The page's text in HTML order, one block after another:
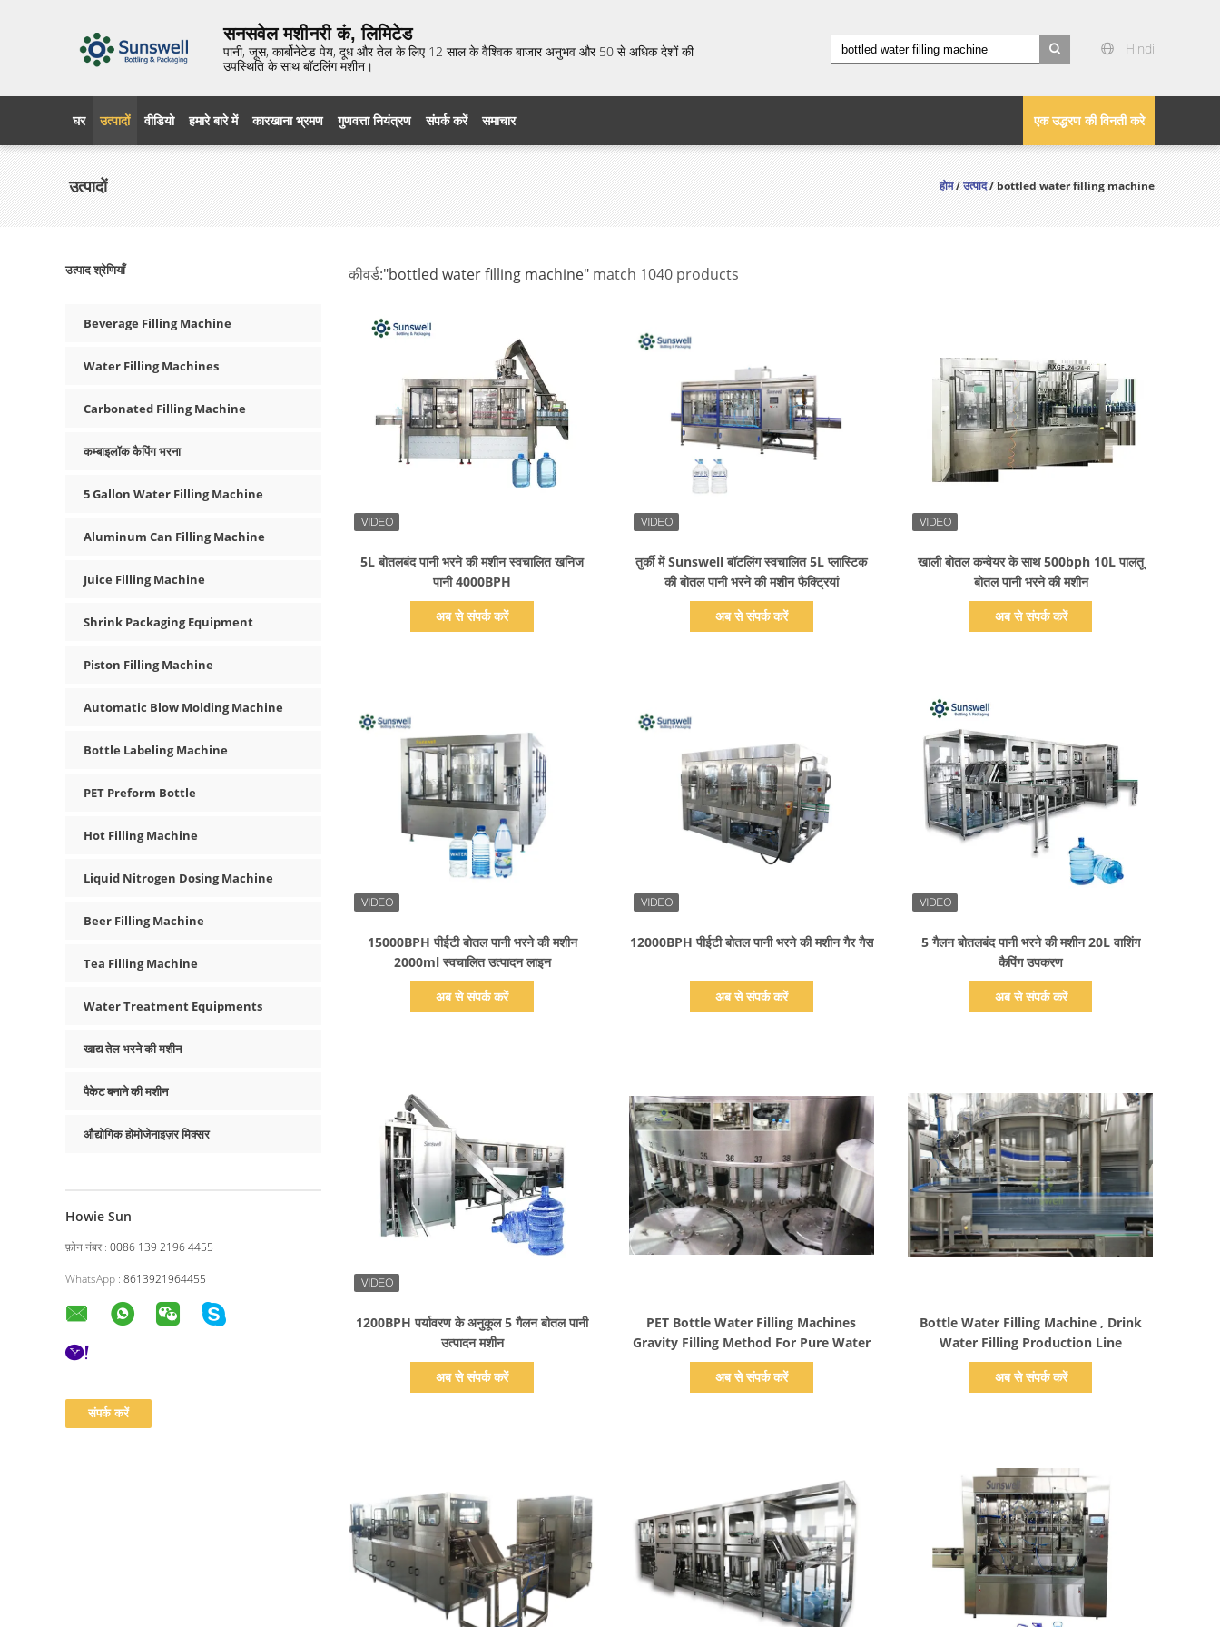
सनसवेल मशीनरी कं, लिमिटेड
पानी, जूस, कार्बोनेटेड पेय, दूध और तेल के लिए 12 साल के वैश्विक बाजार अनुभव और 50 से अधिक देशों की
उपस्थिति के साथ बॉटलिंग मशीन।
Hindi
एक उद्धरण की विनती करे
घर उत्पादों वीडियो हमारे बारे में कारखाना भ्रमण गुणवत्ता नियंत्रण संपर्क करें समाचार
उत्पादों होम/उत्पाद/ bottled water filling machine
उत्पाद श्रेणियाँ
Beverage Filling Machine
Water Filling Machines
Carbonated Filling Machine
कम्बाइलॉक कैपिंग भरना
5 Gallon Water Filling Machine
Aluminum Can Filling Machine
Juice Filling Machine
Shrink Packaging Equipment
Piston Filling Machine
Automatic Blow Molding Machine
Bottle Labeling Machine
PET Preform Bottle
Hot Filling Machine
Liquid Nitrogen Dosing Machine
Beer Filling Machine
Tea Filling Machine
Water Treatment Equipments
खाद्य तेल भरने की मशीन
पैकेट बनाने की मशीन
औद्योगिक होमोजेनाइज़र मिक्सर
Howie Sun
फ़ोन नंबर : 0086 139 2196 4455
WhatsApp : 8613921964455
कीवर्ड:"bottled water filling machine" match 1040 products
प्रदर्शन का विवरण
5L बोतलबंद पानी भरने की मशीन स्वचालित खनिज
पानी 4000BPH
अब से संपर्क करें
प्रदर्शन का विवरण
तुर्की में Sunswell बॉटलिंग स्वचालित 5L प्लास्टिक
की बोतल पानी भरने की मशीन फैक्ट्रियां
अब से संपर्क करें
प्रदर्शन का विवरण
खाली बोतल कन्वेयर के साथ 500bph 10L पालतू
बोतल पानी भरने की मशीन
अब से संपर्क करें
प्रदर्शन का विवरण
15000BPH पीईटी बोतल पानी भरने की मशीन
2000ml स्वचालित उत्पादन लाइन
अब से संपर्क करें
प्रदर्शन का विवरण
12000BPH पीईटी बोतल पानी भरने की मशीन गैर गैस
अब से संपर्क करें
प्रदर्शन का विवरण
5 गैलन बोतलबंद पानी भरने की मशीन 20L वाशिंग
कैपिंग उपकरण
अब से संपर्क करें
प्रदर्शन का विवरण
1200BPH पर्यावरण के अनुकूल 5 गैलन बोतल पानी
उत्पादन मशीन
अब से संपर्क करें
PET Bottle Water Filling Machines
Gravity Filling Method For Pure Water
अब से संपर्क करें
Bottle Water Filling Machine , Drink
Water Filling Production Line
अब से संपर्क करें